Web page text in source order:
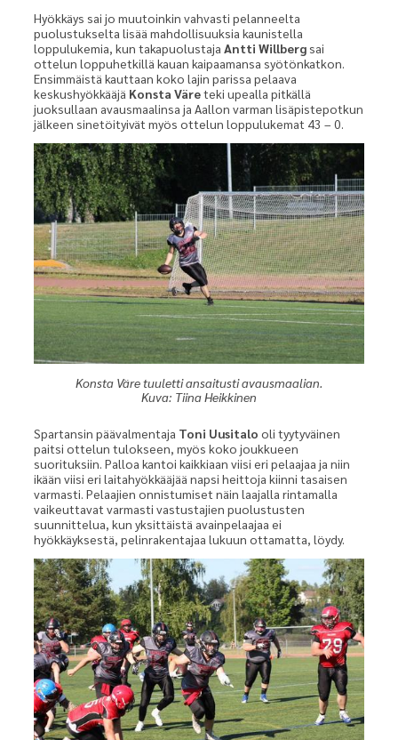
Hyökkäys sai jo muutoinkin vahvasti pelanneelta
puolustukselta lisää mahdollisuuksia kaunistella
loppulukemia, kun takapuolustaja Antti Willberg sai
ottelun loppuhetkillä kauan kaipaamansa syötönkatkon.
Ensimmäistä kauttaan koko lajin parissa pelaava
keskushyökkääjä Konsta Väreteki upealla pitkällä
juoksullaan avausmaalinsa ja Aallon varman lisäpistepotkun
jälkeen sinetöityivät myös ottelun loppulukemat 43 – 0.
Konsta Väre tuuletti ansaitusti avausmaalian.
Kuva: Tiina Heikkinen
Spartansin päävalmentaja Toni Uusitalo oli tyytyväinen
paitsi ottelun tulokseen, myös koko joukkueen
suorituksiin. Palloa kantoi kaikkiaan viisi eri pelaajaa ja niin
ikään viisi eri laitahyökkääjää napsi heittoja kiinni tasaisen
varmasti. Pelaajien onnistumiset näin laajalla rintamalla
vaikeuttavat varmasti vastustajien puolustusten
suunnittelua, kun yksittäistä avainpelaajaa ei
hyökkäyksestä, pelinrakentajaa lukuun ottamatta, löydy.